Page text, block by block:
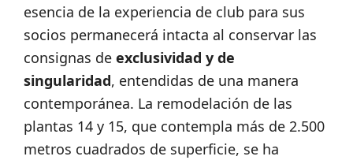
esencia de la experiencia de club para sus
socios permanecerá intacta al conservar las
consignas de exclusividad y de
singularidad, entendidas de una manera
contemporánea. La remodelación de las
plantas 14 y 15, que contempla más de 2.500
metros cuadrados de superficie, se ha